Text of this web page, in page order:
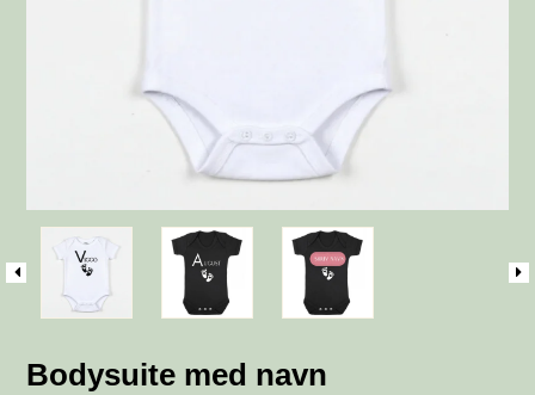
Bodysuite med navn